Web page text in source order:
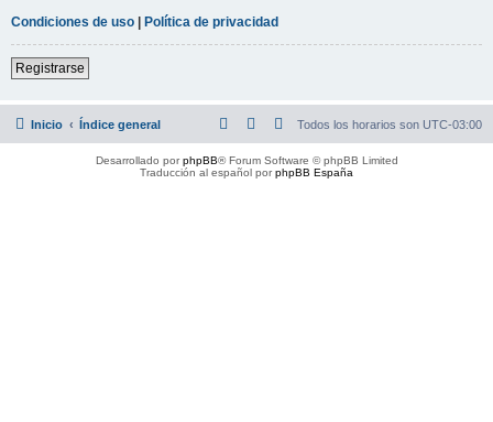
Condiciones de uso | Política de privacidad
Registrarse
Inicio Índice general Todos los horarios son UTC-03:00
Desarrollado porphpBB® Forum Software © phpBB Limited
Traducción al español porphpBB España